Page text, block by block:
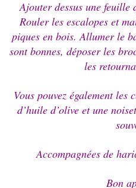
Ajouter dessus une feuille
Rouler les escalopes et
piques en bois.Allumer le
sont bonnes, déposerles
les
Vous pouvez également
d’huile d’olive et une
Accompagnées de
Bon